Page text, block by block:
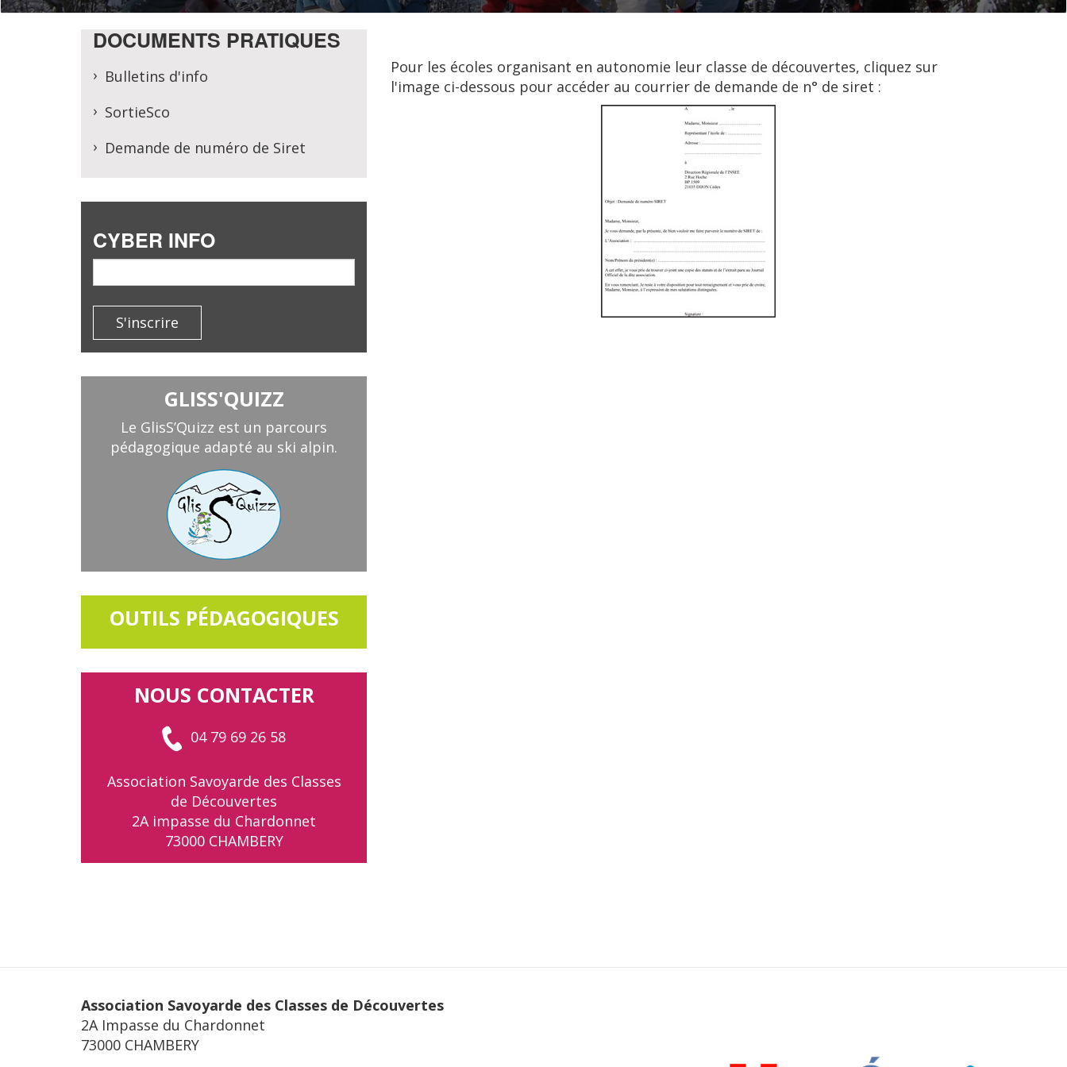
Pour les écoles organisant en autonomie leur classe de découvertes, cliquez sur
l'image ci-dessous pour accéder au courrier de demande de n° de siret :
DOCUMENTS PRATIQUES
Bulletins d'info
SortieSco
Demande de numéro de Siret
CYBER INFO
S'inscrire
GLISS'QUIZZ
Le GlisS’Quizz est un parcours
pédagogique adapté au ski alpin.
OUTILS PÉDAGOGIQUES
NOUS CONTACTER
04 79 69 26 58
Association Savoyarde des Classes
de Découvertes
2A impasse du Chardonnet
73000 CHAMBERY
Association Savoyarde des Classes de Découvertes
2A Impasse du Chardonnet
73000 CHAMBERY